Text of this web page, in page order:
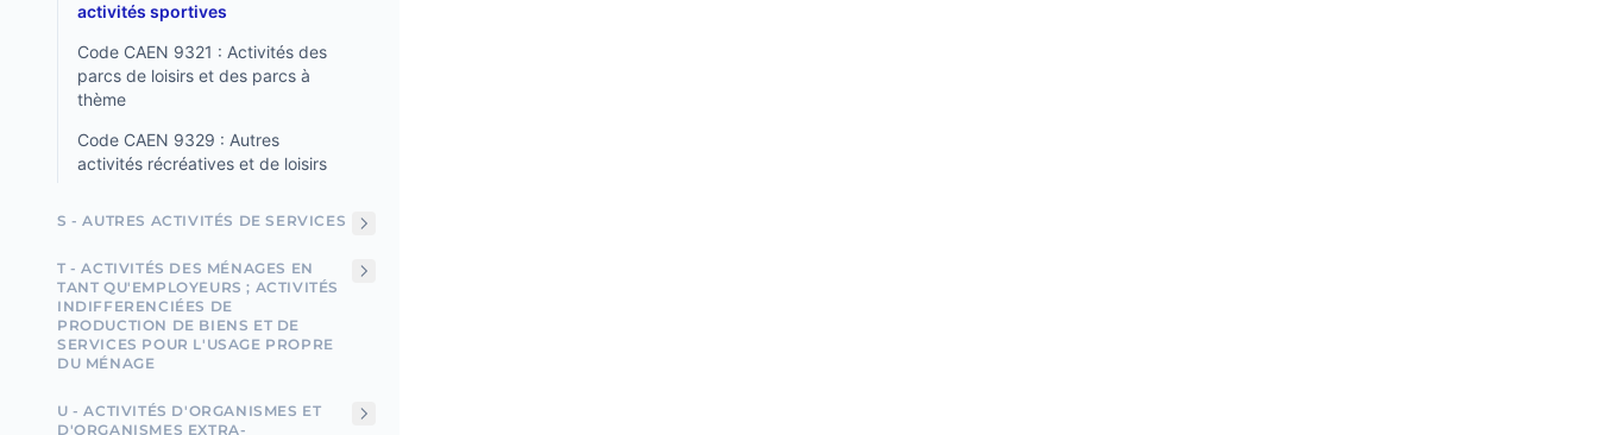
activités sportives
Code CAEN 9321 : Activités des
parcs de loisirs et des parcs à
thème
Code CAEN 9329 : Autres
activités récréatives et de loisirs
S - AUTRES ACTIVITÉS DE SERVICES
T - ACTIVITÉS DES MÉNAGES EN
TANT QU'EMPLOYEURS ; ACTIVITÉS
INDIFFERENCIÉES DE
PRODUCTION DE BIENS ET DE
SERVICES POUR L'USAGE PROPRE
DU MÉNAGE
U - ACTIVITÉS D'ORGANISMES ET
D'ORGANISMES EXTRA-